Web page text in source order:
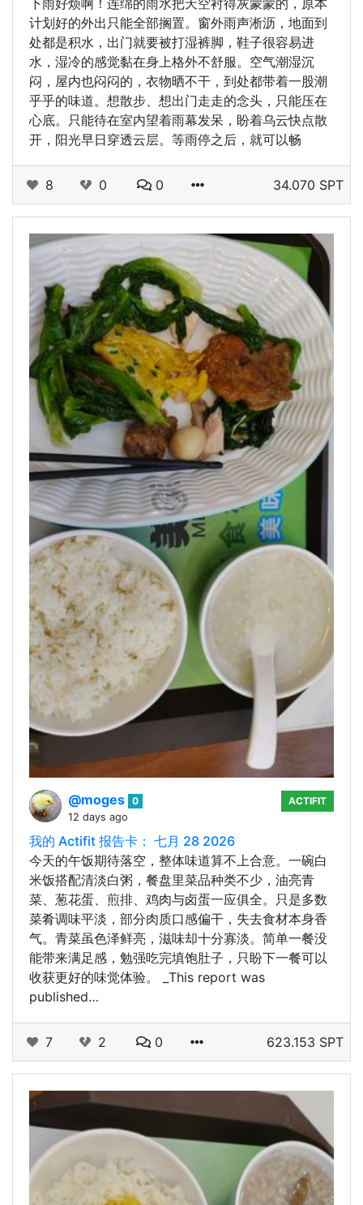
计划好的外出只能全部搁置。窗外雨声淅沥，地面到
处都是积水，出门就要被打湿裤脚，鞋子很容易进
水，湿冷的感觉黏在身上格外不舒服。空气潮湿沉
闷，屋内也闷闷的，衣物晒不干，到处都带着一股潮
乎乎的味道。想散步、想出门走走的念头，只能压在
心底。只能待在室内望着雨幕发呆，盼着乌云快点散
开，阳光早日穿透云层。等雨停之后，就可以畅
8 0 0 34.070 SPT
@moges 0
12 days ago
ACTIFIT
我的 Actifit 报告卡： 七月 28 2026
今天的午饭期待落空，整体味道算不上合意。一碗白
米饭搭配清淡白粥，餐盘里菜品种类不少，油亮青
菜、葱花蛋、煎排、鸡肉与卤蛋一应俱全。只是多数
菜肴调味平淡，部分肉质口感偏干，失去食材本身香
气。青菜虽色泽鲜亮，滋味却十分寡淡。简单一餐没
能带来满足感，勉强吃完填饱肚子，只盼下一餐可以
收获更好的味觉体验。 _This report was
published…
7 2 0 623.153 SPT